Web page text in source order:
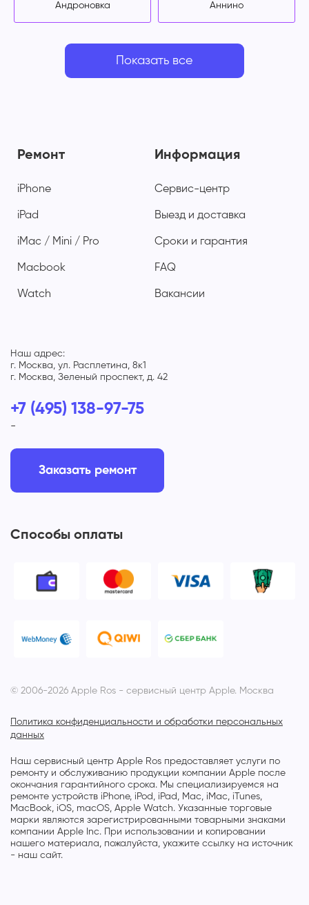
Андроновка Аннино
Показать все
Ремонт
iPhone
iPad
iMac / Mini / Pro
Macbook
Watch
Информация
Сервис-центр
Выезд и доставка
Сроки и гарантия
FAQ
Вакансии
Наш адрес:
г. Москва, ул. Расплетина, 8к1
г. Москва, Зеленый проспект, д. 42
+7 (495) 138-97-75
-
Заказать ремонт
Способы оплаты
© 2006-2026 Apple Ros - сервисный центр Apple. Москва
Наш сервисный центр Apple Ros предоставляет услуги по
ремонту и обслуживанию продукции компании Apple после
окончания гарантийного срока. Мы специализируемся на
ремонте устройств iPhone, iPod, iPad, Mac, iMac, iTunes,
MacBook, iOS, macOS, Apple Watch. Указанные торговые
марки являются зарегистрированными товарными знаками
компании Apple Inc. При использовании и копировании
нашего материала, пожалуйста, укажите ссылку на источник
- наш сайт.
Политика конфиденциальности и обработки персональных
данных